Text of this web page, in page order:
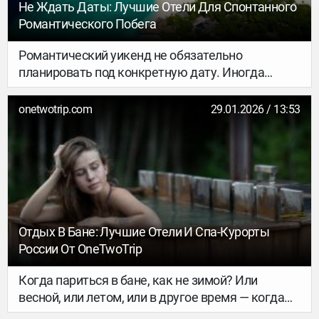
Не Ждать Даты: Лучшие Отели Для Спонтанного
Романтического Побега
Романтический уикенд не обязательно
планировать под конкретную дату. Иногда
достаточно просто уехать — вдвоём, без
поводов, но с правильным настроением. Мы
деталях: в утреннем кофе, в spa-ритуалах, в
ужине при свечах и тишине вокруг.
onetwotrip.com 29.01.2026 / 13:53
Отдых В Бане: Лучшие Отели И Спа-Курорты
России От OneTwoTrip
Когда париться в бане, как не зимой? Или
весной, или летом, или в другое время — когда
бы вы ни читали эту статью, лучшее время — это